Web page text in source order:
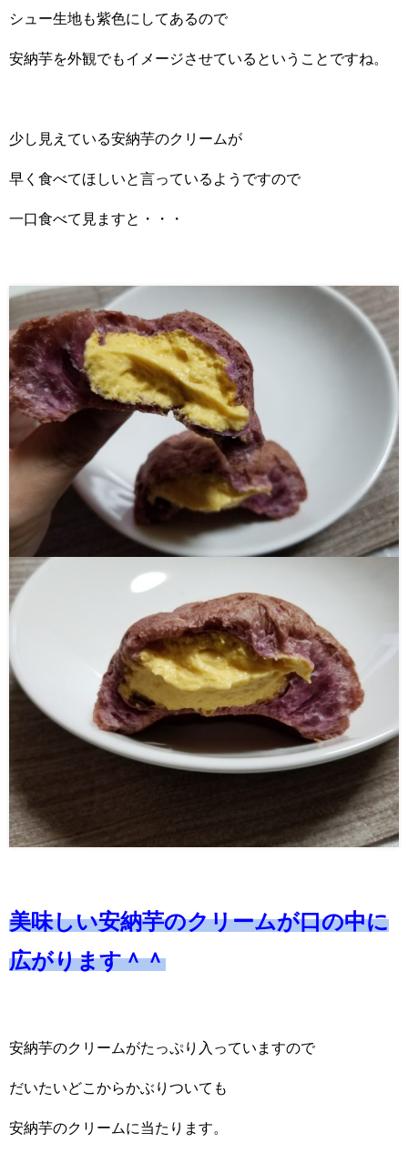
シュー生地も紫色にしてあるので
安納芋を外観でもイメージさせているということですね。
少し見えている安納芋のクリームが
早く食べてほしいと言っているようですので
一口食べて見ますと・・・
美味しい安納芋のクリームが口の中に
広がります＾＾
安納芋のクリームがたっぷり入っていますので
だいたいどこからかぶりついても
安納芋のクリームに当たります。